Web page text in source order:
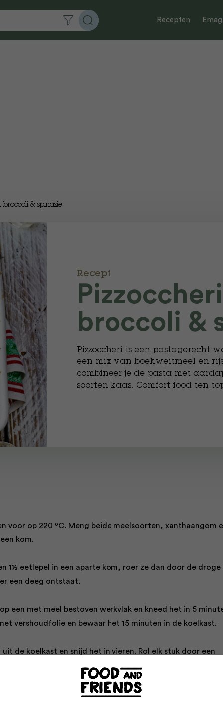
Recepten
broccoli & spinazie
Recept
broccoli &
Pizzoccheri is een pastagerecht
een mix van boekweitmeel en
combineer je de pasta met
soorten kaas. Comfort food ten
voor op 220 ºC. Meng beide meelsoorten, xanthaangom
kom.
1½ eetlepel in een aparte kom, roer ze dan door de droge
een deeg ontstaat.
een met meel bestoven werkvlak en kneed het in 5
vershoudfolie en bewaar het 15 minuten in de koelkast.
de koelkast en snijd het in vieren. Rol elk stuk door een
dikte van 5 mm en snijd het deeg in lange linten en
van 5 cm. Leg ze op een met meel bestoven blad en laat